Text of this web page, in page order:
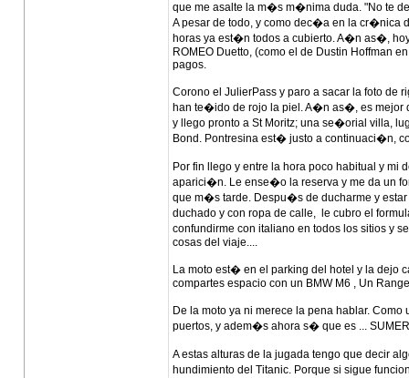
que me asalte la m�s m�nima duda. "No te
A pesar de todo, y como dec�a en la cr�nica
horas ya est�n todos a cubierto. A�n as�,
ROMEO Duetto, (como el de Dustin Hoffman
pagos.
Corono el JulierPass y paro a sacar la foto de
han te�ido de rojo la piel. A�n as�, es mejor
y llego pronto a St Moritz; una se�orial villa,
Bond. Pontresina est� justo a continuaci�n,
Por fin llego y entre la hora poco habitual y
aparici�n. Le ense�o la reserva y me da un
que m�s tarde. Despu�s de ducharme y estar
duchado y con ropa de calle, le cubro el
confundirme con italiano en todos los sitios y
cosas del viaje....
La moto est� en el parking del hotel y la dejo
compartes espacio con un BMW M6 , Un
De la moto ya ni merece la pena hablar.
puertos, y adem�s ahora s� que es ...
A estas alturas de la jugada tengo que decir
hundimiento del Titanic. Porque si sigue